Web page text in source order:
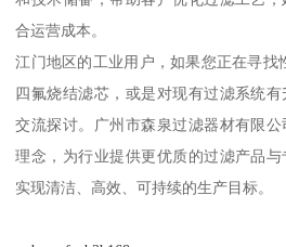
合运营成本。
江门地区的工业用户，如果您正在寻找
四氟烧结滤芯，或是对现有过滤系统
交流探讨。广州市森泉过滤器材有限
理念，为行业提供更优质的过滤产品
实现清洁、高效、可持续的生产目标。